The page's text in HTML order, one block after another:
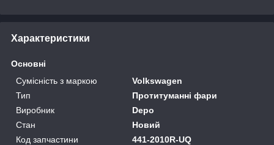
Характеристики
Основні
Сумісність з маркою
Volkswagen
Тип
Протитуманні фари
Виробник
Depo
Стан
Новий
Код запчастини
441-2010R-UQ